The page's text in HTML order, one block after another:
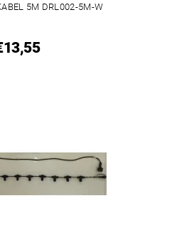
5M DRL002-5M-W